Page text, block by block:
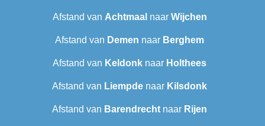
Afstand van Achtmaal naar Wijchen
Afstand van Demen naar Berghem
Afstand van Keldonk naar Holthees
Afstand van Liempde naar Kilsdonk
Afstand van Barendrecht‎ naar Rijen